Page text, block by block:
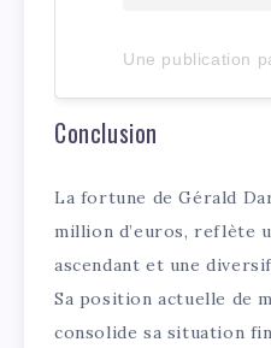
Conclusion
La fortune de Gérald
million d’euros, reflète
ascendant et une
Sa position actuelle de
consolide sa situation